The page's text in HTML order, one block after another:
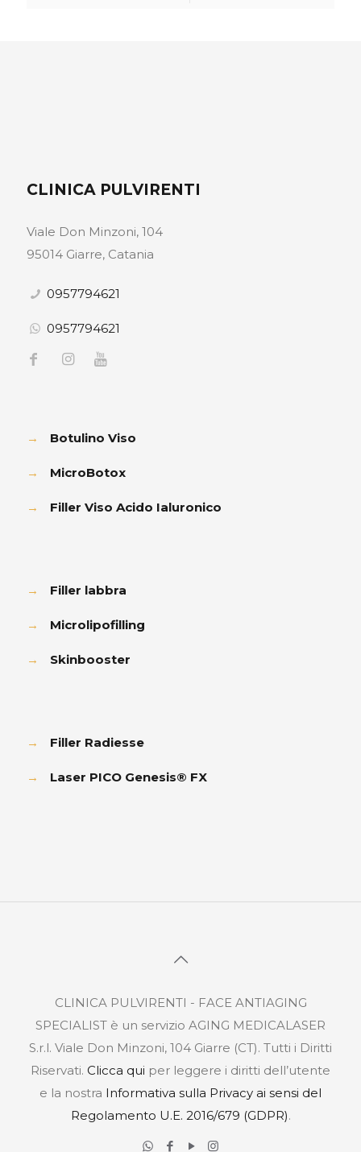
CLINICA PULVIRENTI
Viale Don Minzoni, 104
95014 Giarre, Catania
0957794621
0957794621
→ Botulino Viso
→ MicroBotox
→ Filler Viso Acido Ialuronico
→ Filler labbra
→ Microlipofilling
→ Skinbooster
→ Filler Radiesse
→ Laser PICO Genesis® FX
CLINICA PULVIRENTI - FACE ANTIAGING
SPECIALIST è un servizio AGING MEDICALASER
S.r.l. Viale Don Minzoni, 104 Giarre (CT). Tutti i Diritti
Riservati. Clicca qui per leggere i diritti dell’utente
e la nostra Informativa sulla Privacy ai sensi del
Regolamento U.E. 2016/679 (GDPR).